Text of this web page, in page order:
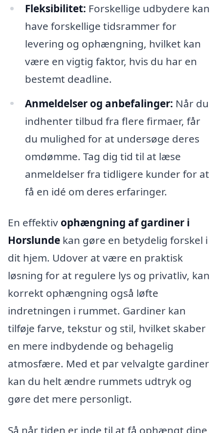
Fleksibilitet: Forskellige udbydere kan
have forskellige tidsrammer for
levering og ophængning, hvilket kan
være en vigtig faktor, hvis du har en
bestemt deadline.
Anmeldelser og anbefalinger: Når du
indhenter tilbud fra flere firmaer, får
du mulighed for at undersøge deres
omdømme. Tag dig tid til at læse
anmeldelser fra tidligere kunder for at
få en idé om deres erfaringer.
En effektiv ophængning af gardiner i
Horslunde kan gøre en betydelig forskel i
dit hjem. Udover at være en praktisk
løsning for at regulere lys og privatliv, kan
korrekt ophængning også løfte
indretningen i rummet. Gardiner kan
tilføje farve, tekstur og stil, hvilket skaber
en mere indbydende og behagelig
atmosfære. Med et par velvalgte gardiner
kan du helt ændre rummets udtryk og
gøre det mere personligt.
Så når tiden er inde til at få ophængt dine